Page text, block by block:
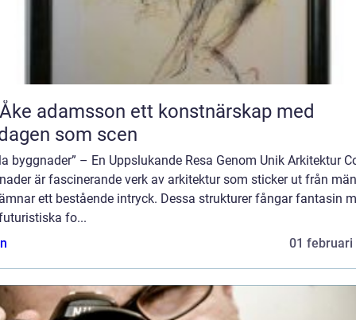
ett konstnärskap med
som scen
byggnader” – En Uppslukande Resa Genom Unik Arkitektur
är fascinerande verk av arkitektur som sticker ut från
ett bestående intryck. Dessa strukturer fångar fantasin
fo...
01 februari